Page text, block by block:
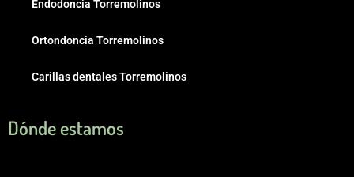
Endodoncia Torremolinos
Ortondoncia Torremolinos
Carillas dentales Torremolinos
Dónde estamos